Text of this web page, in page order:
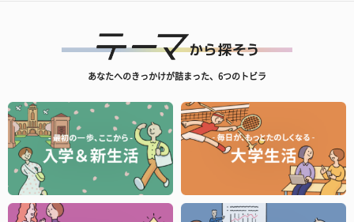
あなたへのきっかけが詰まった、6つのトビラ